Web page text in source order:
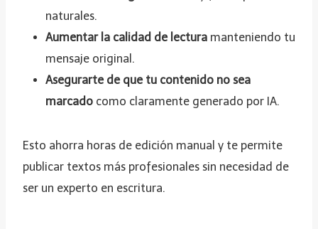
naturales.
Aumentar la calidad de lectura manteniendo tu
mensaje original.
Asegurarte de que tu contenido no sea
marcado como claramente generado por IA.
Esto ahorra horas de edición manual y te permite
publicar textos más profesionales sin necesidad de
ser un experto en escritura.